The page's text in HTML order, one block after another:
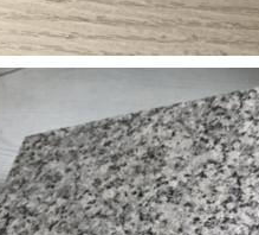
岩棉复合抛光面陶瓷薄板保温装饰一体板